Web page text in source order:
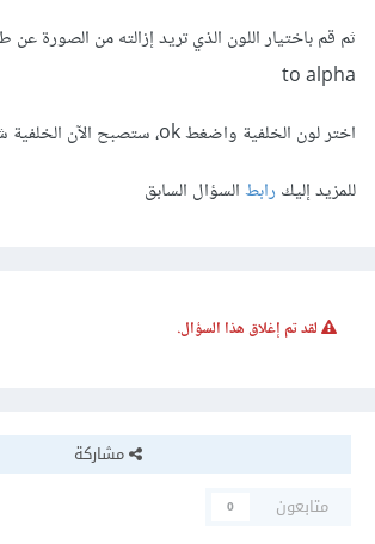
to alpha
اختر لون الخلفية واضغط ok، ستصبح الآن الخلفية شفافة كما تريد
للمزيد إليك رابطالسؤال السابق
لقد تم إغلاق هذا السؤال.
مشاركة
متابعون
0